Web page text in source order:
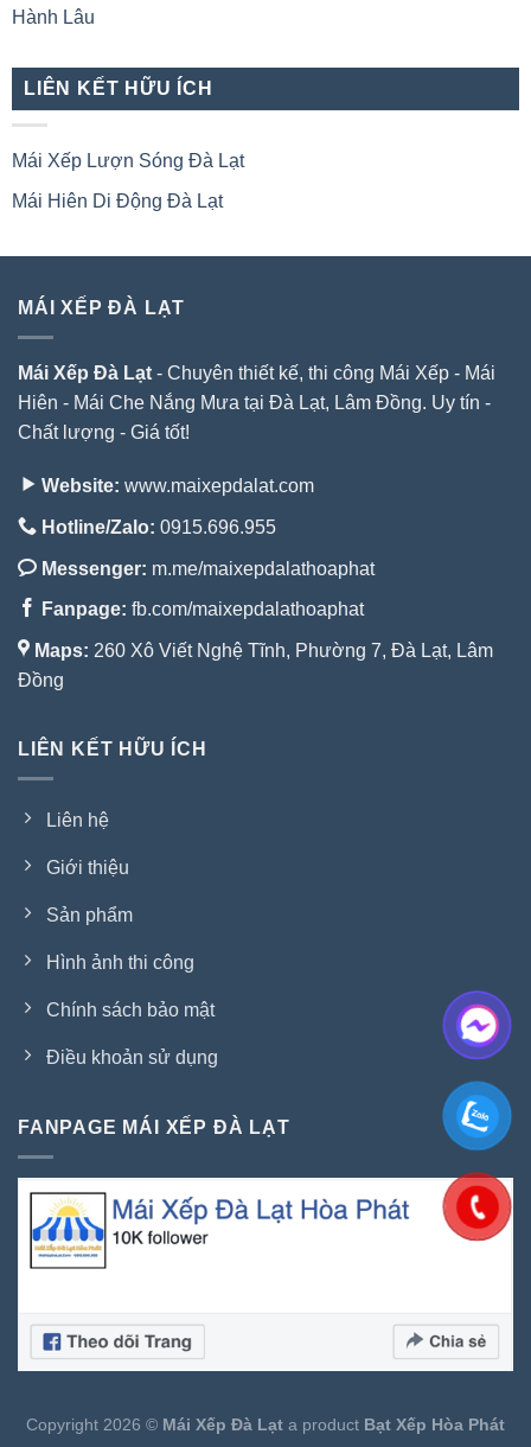
Hành Lâu
LIÊN KẾT HỮU ÍCH
Mái Xếp Lượn Sóng Đà Lạt
Mái Hiên Di Động Đà Lạt
MÁI XẾP ĐÀ LẠT
Mái Xếp Đà Lạt - Chuyên thiết kế, thi công Mái Xếp - Mái
Hiên - Mái Che Nắng Mưa tại Đà Lạt, Lâm Đồng. Uy tín -
Chất lượng - Giá tốt!
Website: www.maixepdalat.com
Hotline/Zalo: 0915.696.955
Messenger: m.me/maixepdalathoaphat
Fanpage: fb.com/maixepdalathoaphat
Maps: 260 Xô Viết Nghệ Tĩnh, Phường 7, Đà Lạt, Lâm
Đồng
LIÊN KẾT HỮU ÍCH
Liên hệ
Giới thiệu
Sản phẩm
Hình ảnh thi công
Chính sách bảo mật
Điều khoản sử dụng
FANPAGE MÁI XẾP ĐÀ LẠT
Copyright 2026 © Mái Xếp Đà Lạt a product Bạt Xếp Hòa Phát